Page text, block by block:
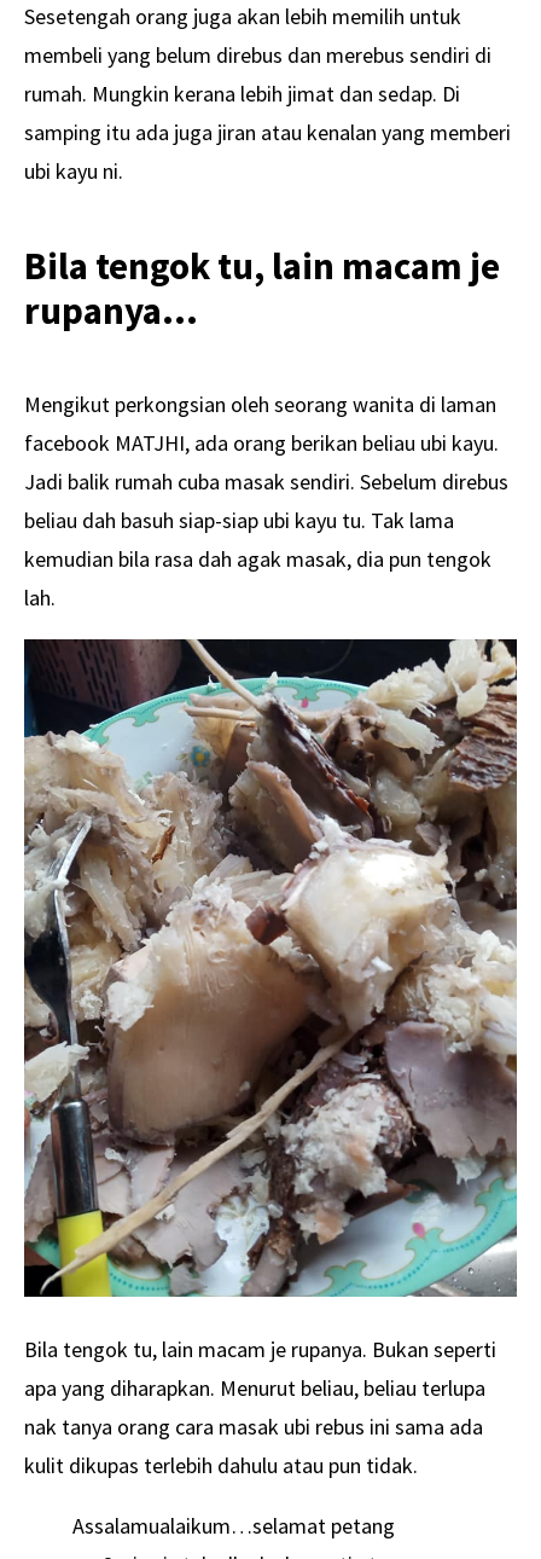
Sesetengah orang juga akan lebih memilih untuk
membeli yang belum direbus dan merebus sendiri di
rumah. Mungkin kerana lebih jimat dan sedap. Di
samping itu ada juga jiran atau kenalan yang memberi
ubi kayu ni.
Bila tengok tu, lain macam je
rupanya…
Mengikut perkongsian oleh seorang wanita di laman
facebook MATJHI, ada orang berikan beliau ubi kayu.
Jadi balik rumah cuba masak sendiri. Sebelum direbus
beliau dah basuh siap-siap ubi kayu tu. Tak lama
kemudian bila rasa dah agak masak, dia pun tengok
lah.
Bila tengok tu, lain macam je rupanya. Bukan seperti
apa yang diharapkan. Menurut beliau, beliau terlupa
nak tanya orang cara masak ubi rebus ini sama ada
kulit dikupas terlebih dahulu atau pun tidak.
Assalamualaikum…selamat petang